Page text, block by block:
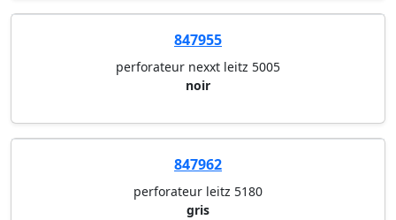
847955
perforateur nexxt leitz 5005
noir
847962
perforateur leitz 5180
gris